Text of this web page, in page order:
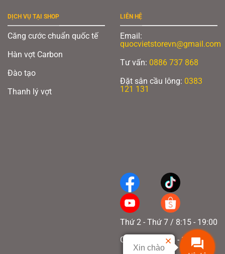
DỊCH VỤ TẠI SHOP
Căng cước chuẩn quốc tế
Hàn vợt Carbon
Đào tạo
Thanh lý vợt
LIÊN HỆ
Email:
quocvietstorevn@gmail.com
Tư vấn: 0886 737 868
Đặt sân cầu lông: 0383
121 131
Thứ 2 - Thứ 7 / 8:15 - 19:00
Chủ nhật / 8:15 - 17:00
Xin chào